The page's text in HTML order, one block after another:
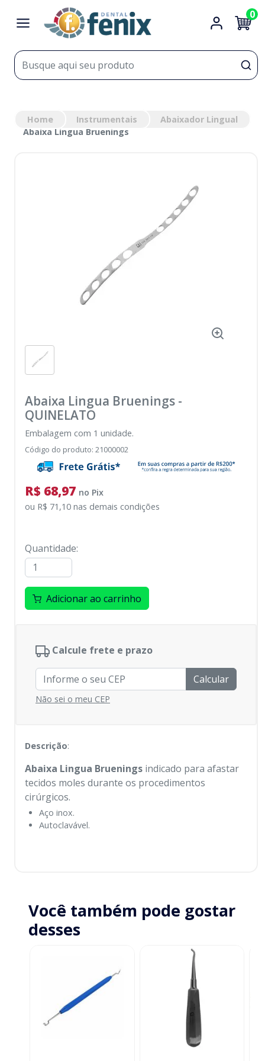
0
Home Instrumentais
Abaixador Lingual
Abaixa Lingua Bruenings
Abaixa Lingua Bruenings -
QUINELATO
Embalagem com 1 unidade.
Código do produto: 21000002
R$ 68,97 no Pix
ou R$ 71,10 nas demais condições
Quantidade:
Adicionar ao carrinho
Calcule frete e prazo
Calcular
Não sei o meu CEP
Descrição:
Abaixa Lingua Bruenings indicado para afastar
tecidos moles durante os procedimentos
cirúrgicos.
Aço inox.
Autoclavável.
Você também pode gostar
desses